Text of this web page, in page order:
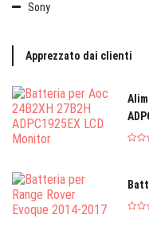
Sony
Apprezzato dai clienti